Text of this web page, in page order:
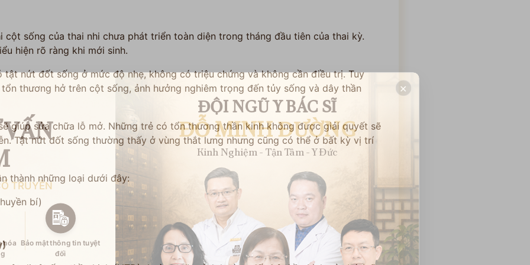
cột sống của thai nhi chưa phát triển toàn diện trong tháng đầu tiên của thai kỳ.
hiện rõ ràng khi mới sinh.
tật nứt đốt sống ở mức độ nhẹ, không có triệu chứng và không cần điều trị. Tuy
thương hở trên cột sống, ảnh hưởng nghiêm trọng đến tủy sống và dây thần
giúp sửa chữa lỗ mở. Những trẻ có tổn thương thần kinh không được giải quyết sẽ
Tật nứt đốt sống thường thấy ở vùng thắt lưng nhưng cũng có thể ở bất kỳ vị trí
thành những loại dưới đây:
bí)
×
TRUYỀN
hóa
Bảo mật thông tin tuyệt
đối
ĐỘI NGŨ Y BÁC SĨ
ĐỖ MINH ĐƯỜNG
Kinh Nghiệm - Tận Tâm - Y Đức